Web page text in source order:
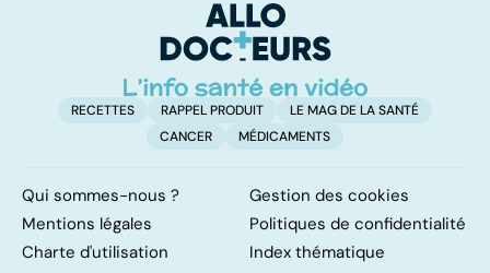
RECETTES RAPPEL PRODUIT
LE MAG DE LA SANTÉ
CANCER
MÉDICAMENTS
Qui sommes-nous ?
Gestion des cookies
Mentions légales
Politiques de confidentialité
Charte d'utilisation
Index thématique